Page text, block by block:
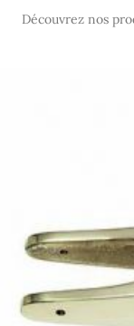
Découvrez nos